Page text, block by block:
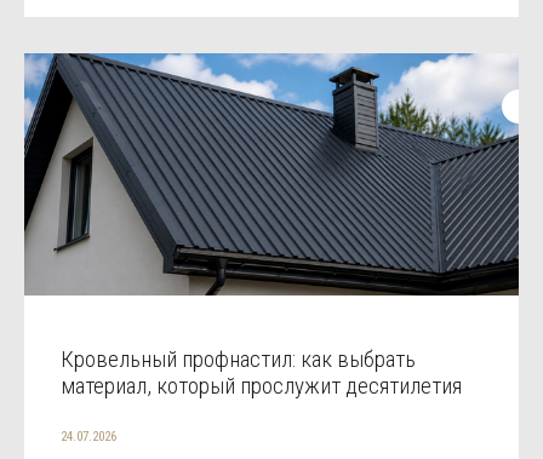
Кровельный профнастил: как выбрать
материал, который прослужит десятилетия
24.07.2026